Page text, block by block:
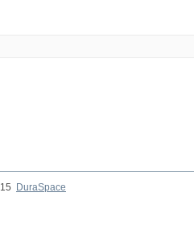
DuraSpace